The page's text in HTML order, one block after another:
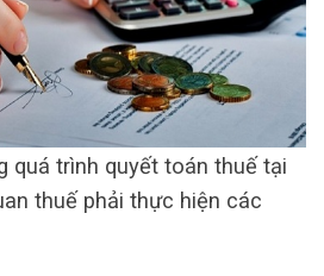
quá trình quyết toán thuế tại
thuế phải thực hiện các